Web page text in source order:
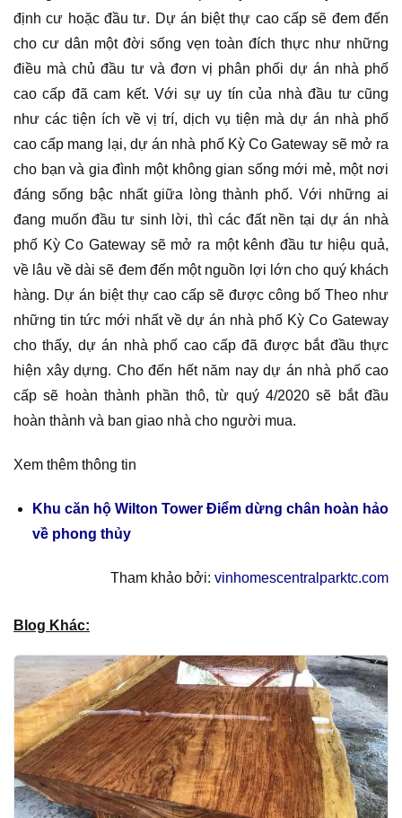
định cư hoặc đầu tư. Dự án biệt thự cao cấp sẽ đem đến
cho cư dân một đời sống vẹn toàn đích thực như những
điều mà chủ đầu tư và đơn vị phân phối dự án nhà phố
cao cấp đã cam kết. Với sự uy tín của nhà đầu tư cũng
như các tiện ích về vị trí, dịch vụ tiện mà dự án nhà phố
cao cấp mang lại, dự án nhà phố Kỳ Co Gateway sẽ mở ra
cho bạn và gia đình một không gian sống mới mẻ, một nơi
đáng sống bậc nhất giữa lòng thành phố. Với những ai
đang muốn đầu tư sinh lời, thì các đất nền tại dự án nhà
phố Kỳ Co Gateway sẽ mở ra một kênh đầu tư hiệu quả,
về lâu về dài sẽ đem đến một nguồn lợi lớn cho quý khách
hàng. Dự án biệt thự cao cấp sẽ được công bố Theo như
những tin tức mới nhất về dự án nhà phố Kỳ Co Gateway
cho thấy, dự án nhà phố cao cấp đã được bắt đầu thực
hiện xây dựng. Cho đến hết năm nay dự án nhà phố cao
cấp sẽ hoàn thành phần thô, từ quý 4/2020 sẽ bắt đầu
hoàn thành và ban giao nhà cho người mua.
Xem thêm thông tin
Khu căn hộ Wilton Tower Điểm dừng chân hoàn hảo
về phong thủy
Tham khảo bởi: vinhomescentralparktc.com
Blog Khác: